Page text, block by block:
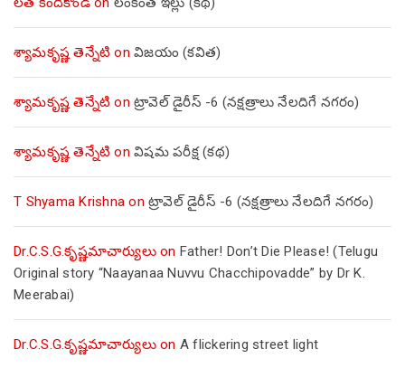
శ్యామకృష్ణ తెన్నేటి on విజయం (కవిత)
శ్యామకృష్ణ తెన్నేటి on ట్రావెల్ డైరీస్ -6 (నక్షత్రాలు నేలదిగే నగరం)
శ్యామకృష్ణ తెన్నేటి on విషమ పరీక్ష (క‌థ‌)
T Shyama Krishna on ట్రావెల్ డైరీస్ -6 (నక్షత్రాలు నేలదిగే నగరం)
Dr.C.S.G.కృష్ణమాచార్యులుon Father! Don’t Die Please! (Telugu
Original story “Naayanaa Nuvvu Chacchipovadde” by Dr K.
Meerabai)
Dr.C.S.G.కృష్ణమాచార్యులుon A flickering street light